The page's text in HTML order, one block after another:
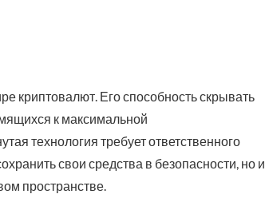
криптовалют. Его способность скрывать
к максимальной
технология требует ответственного
свои средства в безопасности, но и
пространстве.